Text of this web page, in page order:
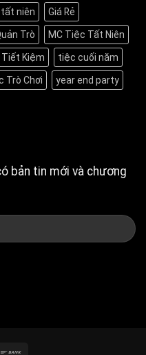
niên Giá Rẻ
Trò MC Tiệc Tất Niên
Tiết Kiệm tiệc cuối năm
Trò Chơi year end party
bản tin mới và chương